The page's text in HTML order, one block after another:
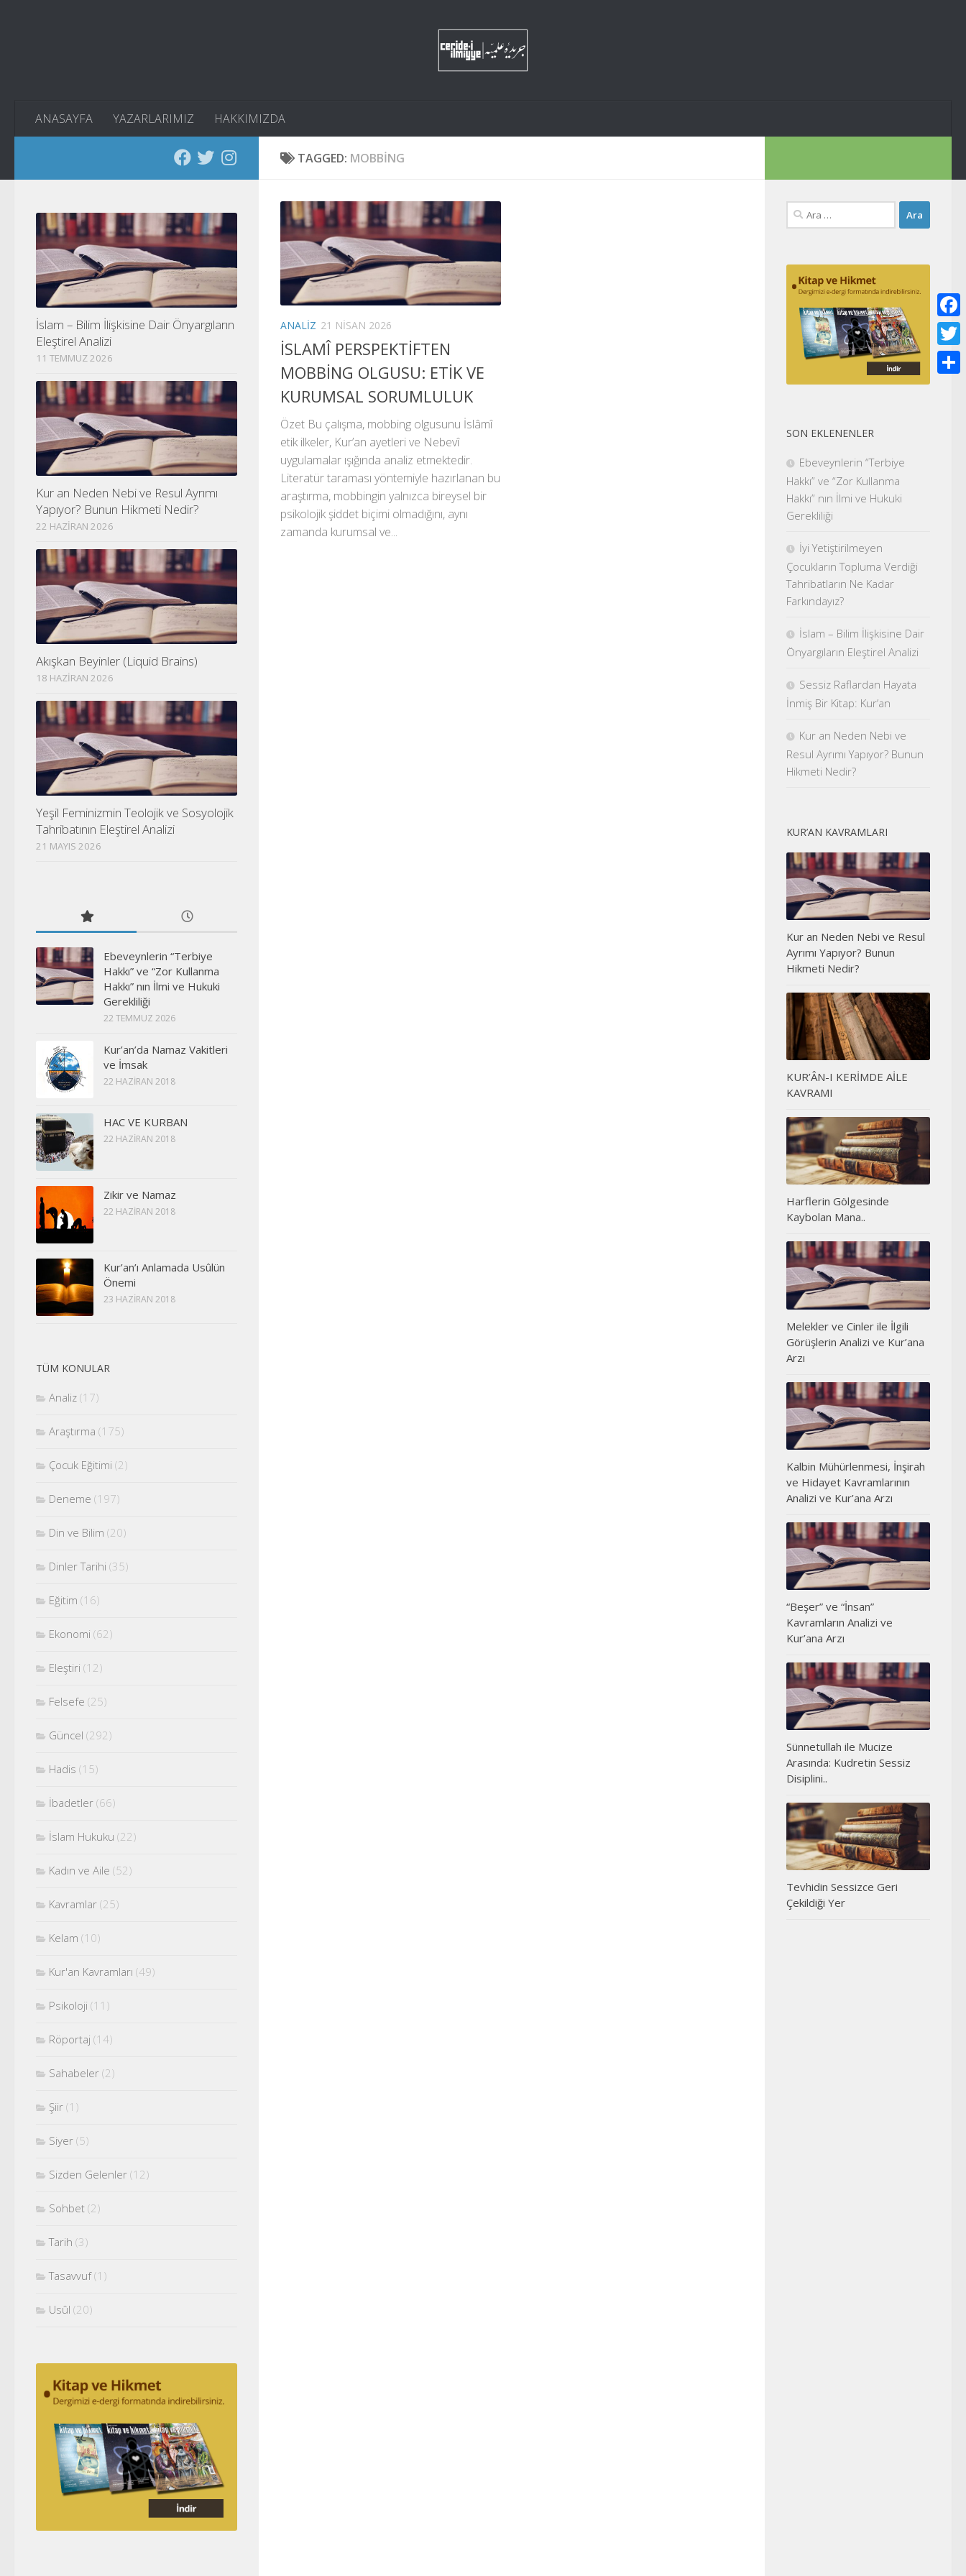
ANASAYFA YAZARLARIMIZ HAKKIMIZDA
TAGGED: MOBBING
ANALIZ 21 NISAN 2026
İSLAMÎ PERSPEKTİFTEN
MOBBİNG OLGUSU: ETİK VE
KURUMSAL SORUMLULUK
Özet Bu çalışma, mobbing olgusunu İslâmî
etik ilkeler, Kur’an ayetleri ve Nebevî
uygulamalar ışığında analiz etmektedir.
Literatür taraması yöntemiyle hazırlanan bu
araştırma, mobbingin yalnızca bireysel bir
psikolojik şiddet biçimi olmadığını, aynı
zamanda kurumsal ve...
İslam – Bilim İlişkisine Dair Önyargıların
Eleştirel Analizi
11 TEMMUZ 2026
Kur an Neden Nebi ve Resul Ayrımı
Yapıyor? Bunun Hikmeti Nedir?
22 HAZIRAN 2026
Akışkan Beyinler (Liquid Brains)
18 HAZIRAN 2026
Yeşil Feminizmin Teolojik ve Sosyolojik
Tahribatının Eleştirel Analizi
21 MAYIS 2026
Ebeveynlerin “Terbiye
Hakkı” ve “Zor Kullanma
Hakkı” nın İlmi ve Hukuki
Gerekliliği
22 TEMMUZ 2026
Kur’an’da Namaz Vakitleri
ve İmsak
22 HAZIRAN 2018
HAC VE KURBAN
22 HAZIRAN 2018
Zikir ve Namaz
22 HAZIRAN 2018
Kur’an’ı Anlamada Usûlün
Önemi
23 HAZIRAN 2018
TÜM KONULAR
Analiz (17)
Araştırma (175)
Çocuk Eğitimi (2)
Deneme (197)
Din ve Bilim (20)
Dinler Tarihi (35)
Eğitim (16)
Ekonomi (62)
Eleştiri (12)
Felsefe (25)
Güncel (292)
Hadis (15)
İbadetler (66)
İslam Hukuku (22)
Kadın ve Aile (52)
Kavramlar (25)
Kelam (10)
Kur'an Kavramları (49)
Psikoloji (11)
Röportaj (14)
Sahabeler (2)
Şiir (1)
Siyer (5)
Sizden Gelenler (12)
Sohbet (2)
Tarih (3)
Tasavvuf(1)
Usûl (20)
Arama:
SON EKLENENLER
Ebeveynlerin “Terbiye
Hakkı” ve “Zor Kullanma
Hakkı” nın İlmi ve Hukuki
Gerekliliği
İyi Yetiştirilmeyen
Çocukların Topluma Verdiği
Tahribatların Ne Kadar
Farkındayız?
İslam – Bilim İlişkisine Dair
Önyargıların Eleştirel Analizi
Sessiz Raflardan Hayata
İnmiş Bir Kitap: Kur’an
Kur an Neden Nebi ve
Resul Ayrımı Yapıyor? Bunun
Hikmeti Nedir?
KUR’AN KAVRAMLARI
Kur an Neden Nebi ve Resul
Ayrımı Yapıyor? Bunun
Hikmeti Nedir?
KUR’ÂN-I KERİMDE AİLE
KAVRAMI
Harflerin Gölgesinde
Kaybolan Mana..
Melekler ve Cinler ile İlgili
Görüşlerin Analizi ve Kur’ana
Arzı
Kalbin Mühürlenmesi, İnşirah
ve Hidayet Kavramlarının
Analizi ve Kur’ana Arzı
“Beşer” ve “İnsan”
Kavramların Analizi ve
Kur’ana Arzı
Sünnetullah ile Mucize
Arasında: Kudretin Sessiz
Disiplini..
Tevhidin Sessizce Geri
Çekildiği Yer